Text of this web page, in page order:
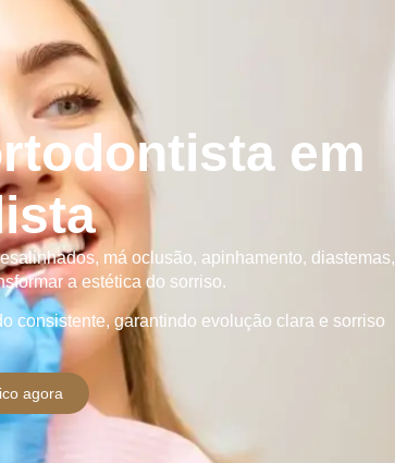
em
má oclusão, apinhamento, diastemas,
a estética do sorriso.
consistente, garantindo evolução clara e sorriso
agora